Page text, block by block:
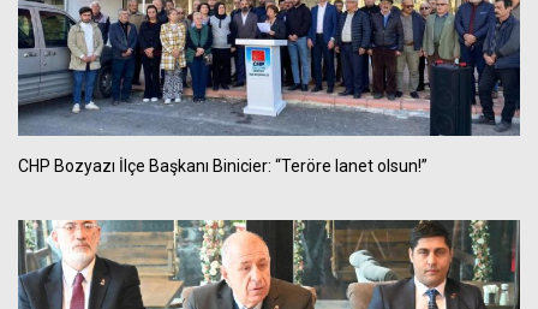
CHP Bozyazı İlçe Başkanı Binicier: “Teröre lanet olsun!”